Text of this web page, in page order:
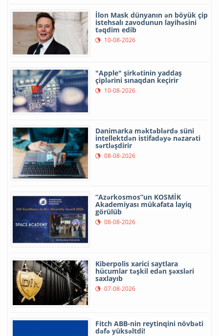
İlon Mask dünyanın ən böyük çip
istehsalı zavodunun layihəsini
təqdim edib
10-08-2026
"Apple" şirkətinin yaddaş
çiplərini sınaqdan keçirir
10-08-2026
Danimarka məktəblərdə süni
intellektdən istifadəyə nəzarəti
sərtləşdirir
08-08-2026
“Azərkosmos”un KOSMİK
Akademiyası mükafata layiq
görülüb
08-08-2026
Kiberpolis xarici saytlara
hücumlar təşkil edən şəxsləri
saxlayıb
07-08-2026
Fitch ABB-nin reytinqini növbəti
dəfə yüksəltdi!